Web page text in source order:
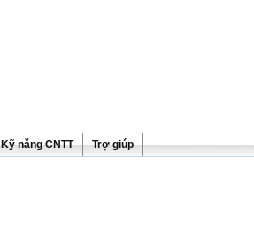
Kỹ năng CNTT Trợ giúp